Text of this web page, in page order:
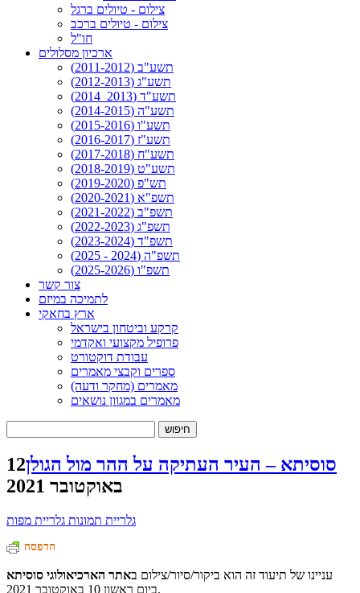
צילום - טיולים ברגל
צילום - טיולים ברכב
חו"ל
ארכיון מסלולים
תשע"ב (2011-2012)
תשע"ג (2012-2013)
תשע"ד (2013_2014)
תשע"ה (2014-2015)
תשע"ו (2015-2016)
תשע"ז (2016-2017)
תשע"ח (2017-2018)
תשע"ט (2018-2019)
תש"פ (2019-2020)
תשפ"א (2020-2021)
תשפ"ב (2021-2022)
תשפ"ג (2022-2023)
תשפ"ד (2023-2024)
תשפ"ה (2024 - 2025)
תשפ"ו (2025-2026)
צור קשר
לתמיכה במיזם
ארץ בחאקי
קרקע וביטחון בישראל
פרופיל מקצועי ואקדמי
עבודת דוקטורט
ספרים וקבצי מאמרים
מאמרים (מחקר ודעה)
מאמרים במגוון נושאים
סוסיתא – העיר העתיקה על ההר מול הגולן12
באוקטובר 2021
גלריית תמונות גלריית מפות
הדפסה
עניינו של תיעוד זה הוא ביקור/סיור/צילום באתר הארכיאולוגי סוסיתא
ביום ראשון 10 באוקטובר 2021.